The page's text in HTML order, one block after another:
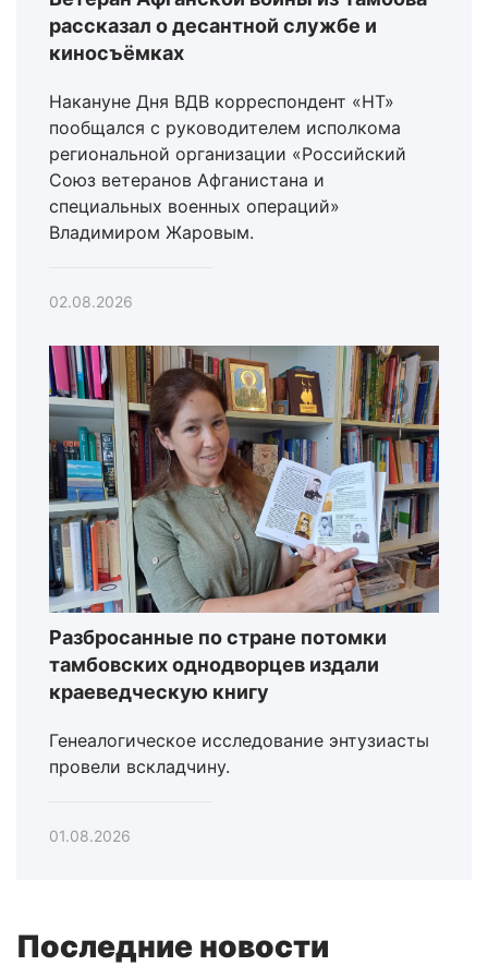
рассказал о десантной службе и
киносъёмках
Накануне Дня ВДВ корреспондент «НТ»
пообщался с руководителем исполкома
региональной организации «Российский
Союз ветеранов Афганистана и
специальных военных операций»
Владимиром Жаровым.
02.08.2026
Разбросанные по стране потомки
тамбовских однодворцев издали
краеведческую книгу
Генеалогическое исследование энтузиасты
провели вскладчину.
01.08.2026
Последние новости